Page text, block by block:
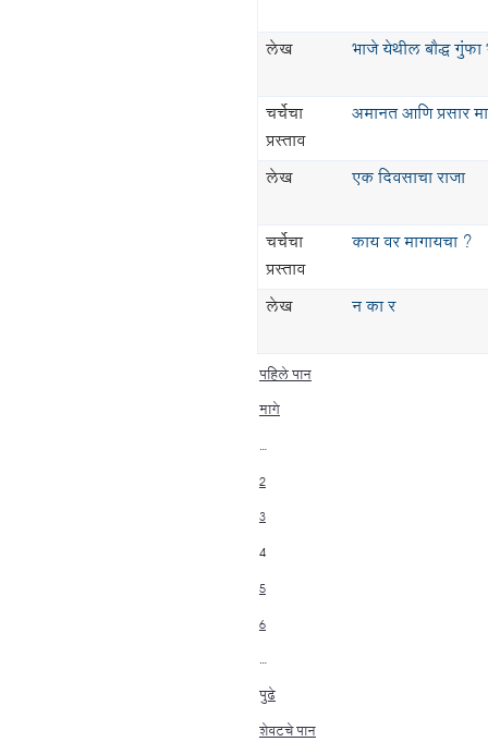
लेख भाजे येथील बौद्ध गुंफा
चर्चेचा
प्रस्ताव
अमानत आणि प्रसार
लेख एक दिवसाचा राजा
चर्चेचा
प्रस्ताव
काय वर मागायचा ?
लेख न का र
पहिले पान
मागे
…
2
3
4
5
6
…
पुढे
शेवटचे पान